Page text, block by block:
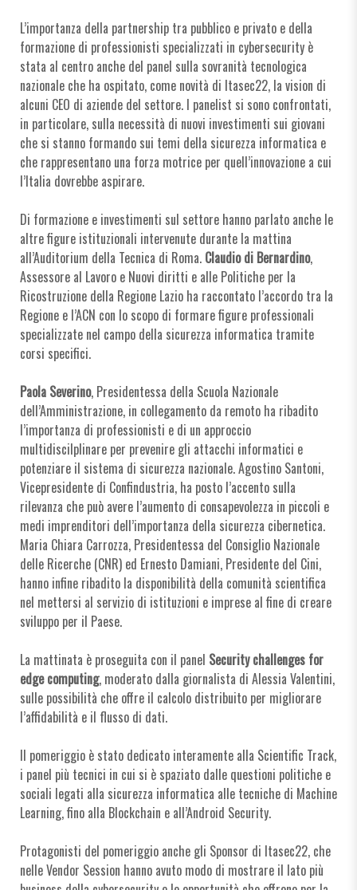
L’importanza della partnership tra pubblico e privato e della
formazione di professionisti specializzati in cybersecurity è
stata al centro anche del panel sulla sovranità tecnologica
nazionale che ha ospitato, come novità di Itasec22, la vision di
alcuni CEO di aziende del settore. I panelist si sono confrontati,
in particolare, sulla necessità di nuovi investimenti sui giovani
che si stanno formando sui temi della sicurezza informatica e
che rappresentano una forza motrice per quell’innovazione a cui
l’Italia dovrebbe aspirare.
Di formazione e investimenti sul settore hanno parlato anche le
altre figure istituzionali intervenute durante la mattina
all’Auditorium della Tecnica di Roma. Claudio di Bernardino,
Assessore al Lavoro e Nuovi diritti e alle Politiche per la
Ricostruzione della Regione Lazio ha raccontato l’accordo tra la
Regione e l’ACN con lo scopo di formare figure professionali
specializzate nel campo della sicurezza informatica tramite
corsi specifici.
Paola Severino, Presidentessa della Scuola Nazionale
dell’Amministrazione, in collegamento da remoto ha ribadito
l’importanza di professionisti e di un approccio
multidiscilplinare per prevenire gli attacchi informatici e
potenziare il sistema di sicurezza nazionale. Agostino Santoni,
Vicepresidente di Confindustria, ha posto l’accento sulla
rilevanza che può avere l’aumento di consapevolezza in piccoli e
medi imprenditori dell’importanza della sicurezza cibernetica.
Maria Chiara Carrozza, Presidentessa del Consiglio Nazionale
delle Ricerche (CNR) ed Ernesto Damiani, Presidente del Cini,
hanno infine ribadito la disponibilità della comunità scientifica
nel mettersi al servizio di istituzioni e imprese al fine di creare
sviluppo per il Paese.
La mattinata è proseguita con il panel Security challenges for
edge computing, moderato dalla giornalista di Alessia Valentini,
sulle possibilità che offre il calcolo distribuito per migliorare
l’affidabilità e il flusso di dati.
Il pomeriggio è stato dedicato interamente alla Scientific Track,
i panel più tecnici in cui si è spaziato dalle questioni politiche e
sociali legati alla sicurezza informatica alle tecniche di Machine
Learning, fino alla Blockchain e all’Android Security.
Protagonisti del pomeriggio anche gli Sponsor di Itasec22, che
nelle Vendor Session hanno avuto modo di mostrare il lato più